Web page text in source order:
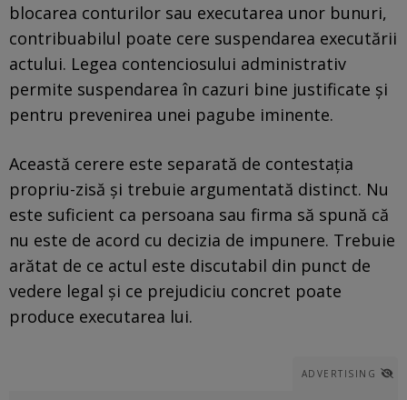
blocarea conturilor sau executarea unor bunuri,
contribuabilul poate cere suspendarea executării
actului. Legea contenciosului administrativ
permite suspendarea în cazuri bine justificate și
pentru prevenirea unei pagube iminente.
Această cerere este separată de contestația
propriu-zisă și trebuie argumentată distinct. Nu
este suficient ca persoana sau firma să spună că
nu este de acord cu decizia de impunere. Trebuie
arătat de ce actul este discutabil din punct de
vedere legal și ce prejudiciu concret poate
produce executarea lui.
ADVERTISING